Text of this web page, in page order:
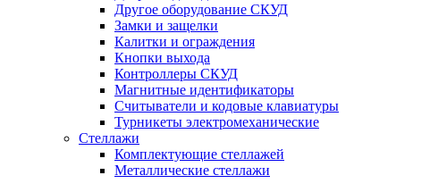
Другое оборудование СКУД
Замки и защелки
Калитки и ограждения
Кнопки выхода
Контроллеры СКУД
Магнитные идентификаторы
Считыватели и кодовые клавиатуры
Турникеты электромеханические
Стеллажи
Комплектующие стеллажей
Металлические стеллажи